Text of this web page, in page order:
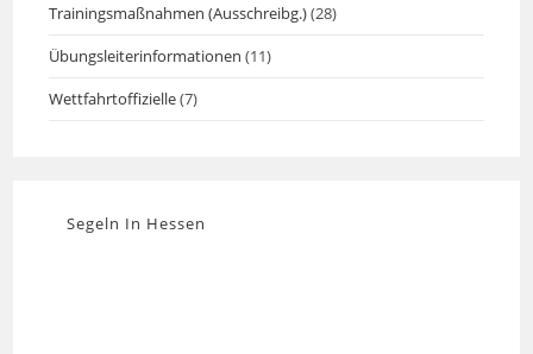
Trainingsmaßnahmen (Ausschreibg.)(28)
Übungsleiterinformationen (11)
Wettfahrtoffizielle(7)
Segeln In Hessen